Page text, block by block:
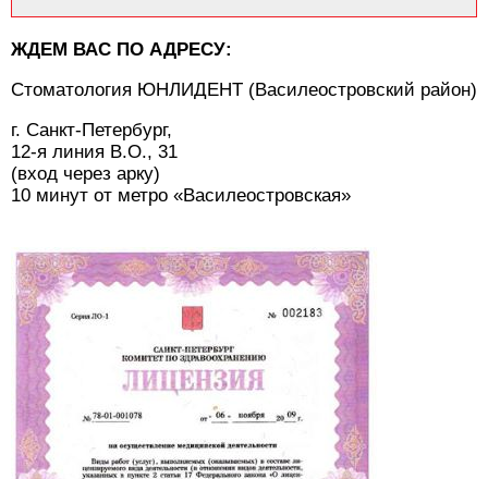
ЖДЕМ ВАС ПО АДРЕСУ:
Стоматология ЮНЛИДЕНТ (Василеостровский район)
г. Санкт-Петербург,
12-я линия В.О., 31
(вход через арку)
10 минут от метро «Василеостровская»